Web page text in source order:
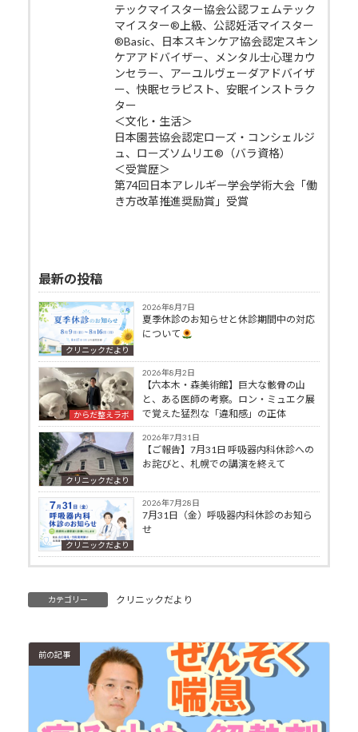
テックマイスター協会公認フェムテック
マイスター®上級、公認妊活マイスター
®Basic、日本スキンケア協会認定スキン
ケアアドバイザー、メンタル士心理カウ
ンセラー、アーユルヴェーダアドバイザ
ー、快眠セラピスト、安眠インストラク
ター
＜文化・生活＞
日本園芸協会認定ローズ・コンシェルジ
ュ、ローズソムリエ®（バラ資格）
＜受賞歴＞
第74回日本アレルギー学会学術大会「働
き方改革推進奨励賞」受賞
最新の投稿
クリニックだより
2026年8月7日
夏季休診のお知らせと休診期間中の対応
について
からだ整えラボ
2026年8月2日
【六本木・森美術館】巨大な骸骨の山
と、ある医師の考察。ロン・ミュエク展
で覚えた猛烈な「違和感」の正体
クリニックだより
2026年7月31日
【ご報告】7月31日 呼吸器内科休診への
お詫びと、札幌での講演を終えて
クリニックだより
2026年7月28日
7月31日（金）呼吸器内科休診のお知ら
せ
カテゴリー クリニックだより
前の記事